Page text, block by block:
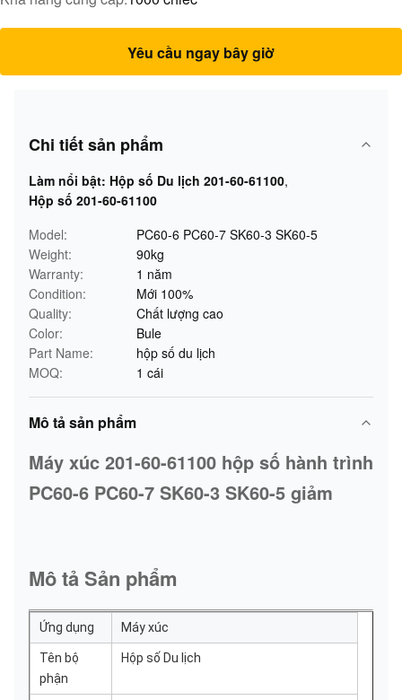
Yêu cầu ngay bây giờ
Chi tiết sản phẩm
Làm nổi bật: Hộp số Du lịch 201-60-61100,
Hộp số 201-60-61100
Model:
PC60-6 PC60-7 SK60-3 SK60-5
Weight:
90kg
Warranty:
1 năm
Condition:
Mới 100%
Quality:
Chất lượng cao
Color:
Bule
Part Name:
hộp số du lịch
MOQ:
1 cái
Mô tả sản phẩm
Máy xúc 201-60-61100 hộp số hành trình
PC60-6 PC60-7 SK60-3 SK60-5 giảm
Mô tả Sản phẩm
Ứng dụng Máy xúc
Tên bộ
phận
Hộp số Du lịch